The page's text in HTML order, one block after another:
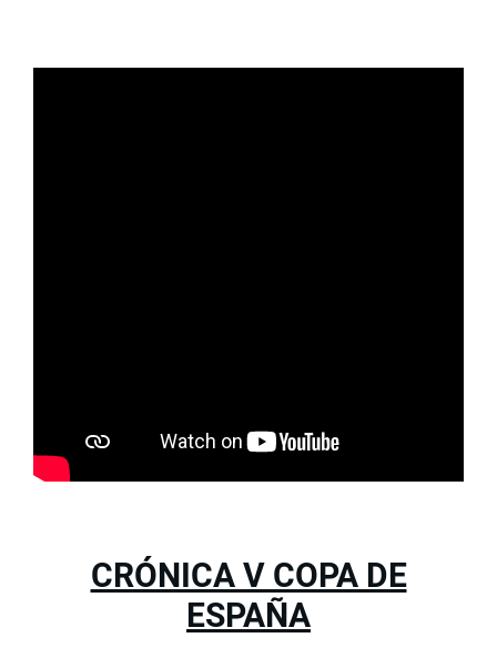
CRÓNICA V COPA DE
ESPAÑA